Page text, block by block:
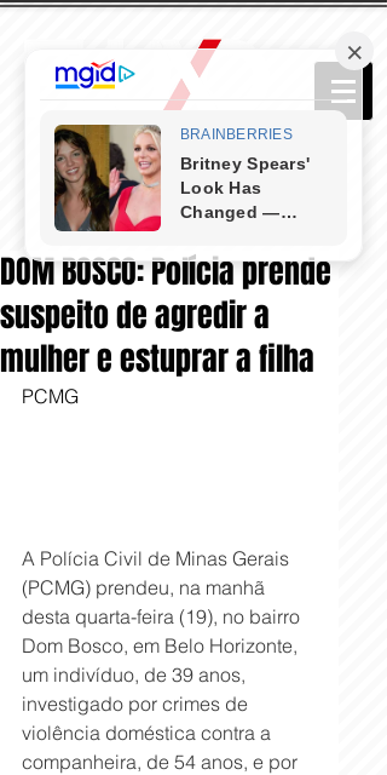
DOM BOSCO: Polícia prende
suspeito de agredir a
mulher e estuprar a filha
PCMG
A Polícia Civil de Minas Gerais
(PCMG) prendeu, na manhã
desta quarta-feira (19), no bairro
Dom Bosco, em Belo Horizonte,
um indivíduo, de 39 anos,
investigado por crimes de
violência doméstica contra a
companheira, de 54 anos, e por